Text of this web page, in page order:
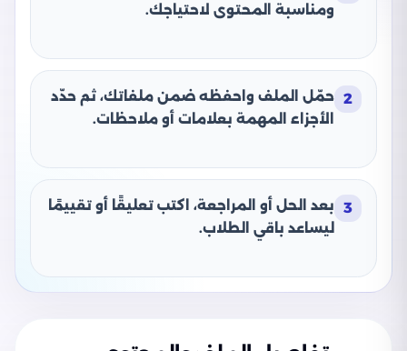
ومناسبة المحتوى لاحتياجك.
2 حمّل الملف واحفظه ضمن ملفاتك، ثم حدّد
الأجزاء المهمة بعلامات أو ملاحظات.
3
بعد الحل أو المراجعة، اكتب تعليقًا أو تقييمًا
ليساعد باقي الطلاب.